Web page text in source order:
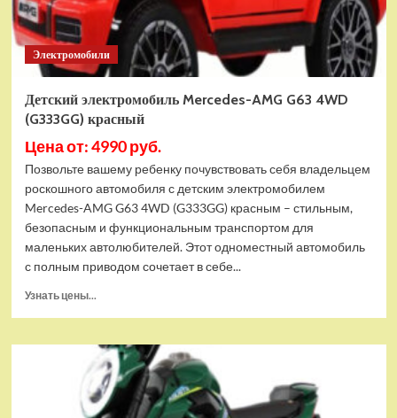
Электромобили
Детский электромобиль Mercedes-AMG G63 4WD
(G333GG) красный
Цена от: 4990 руб.
Позвольте вашему ребенку почувствовать себя владельцем
роскошного автомобиля с детским электромобилем
Mercedes-AMG G63 4WD (G333GG) красным – стильным,
безопасным и функциональным транспортом для
маленьких автолюбителей. Этот одноместный автомобиль
с полным приводом сочетает в себе...
Узнать цены...
Детский
электромобиль
Mercedes-
AMG
G63